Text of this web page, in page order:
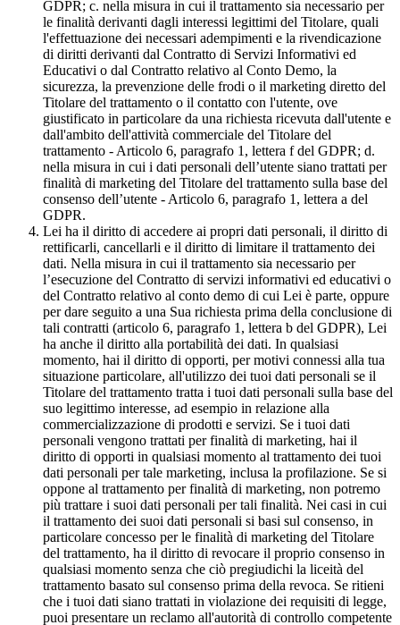
GDPR; c. nella misura in cui il trattamento sia necessario per
le finalità derivanti dagli interessi legittimi del Titolare, quali
l'effettuazione dei necessari adempimenti e la rivendicazione
di diritti derivanti dal Contratto di Servizi Informativi ed
Educativi o dal Contratto relativo al Conto Demo, la
sicurezza, la prevenzione delle frodi o il marketing diretto del
Titolare del trattamento o il contatto con l'utente, ove
giustificato in particolare da una richiesta ricevuta dall'utente e
dall'ambito dell'attività commerciale del Titolare del
trattamento - Articolo 6, paragrafo 1, lettera f del GDPR; d.
nella misura in cui i dati personali dell’utente siano trattati per
finalità di marketing del Titolare del trattamento sulla base del
consenso dell’utente - Articolo 6, paragrafo 1, lettera a del
GDPR.
Lei ha il diritto di accedere ai propri dati personali, il diritto di
rettificarli, cancellarli e il diritto di limitare il trattamento dei
dati. Nella misura in cui il trattamento sia necessario per
l’esecuzione del Contratto di servizi informativi ed educativi o
del Contratto relativo al conto demo di cui Lei è parte, oppure
per dare seguito a una Sua richiesta prima della conclusione di
tali contratti (articolo 6, paragrafo 1, lettera b del GDPR), Lei
ha anche il diritto alla portabilità dei dati. In qualsiasi
momento, hai il diritto di opporti, per motivi connessi alla tua
situazione particolare, all'utilizzo dei tuoi dati personali se il
Titolare del trattamento tratta i tuoi dati personali sulla base del
suo legittimo interesse, ad esempio in relazione alla
commercializzazione di prodotti e servizi. Se i tuoi dati
personali vengono trattati per finalità di marketing, hai il
diritto di opporti in qualsiasi momento al trattamento dei tuoi
dati personali per tale marketing, inclusa la profilazione. Se si
oppone al trattamento per finalità di marketing, non potremo
più trattare i suoi dati personali per tali finalità. Nei casi in cui
il trattamento dei suoi dati personali si basi sul consenso, in
particolare concesso per le finalità di marketing del Titolare
del trattamento, ha il diritto di revocare il proprio consenso in
qualsiasi momento senza che ciò pregiudichi la liceità del
trattamento basato sul consenso prima della revoca. Se ritieni
che i tuoi dati siano trattati in violazione dei requisiti di legge,
puoi presentare un reclamo all'autorità di controllo competente